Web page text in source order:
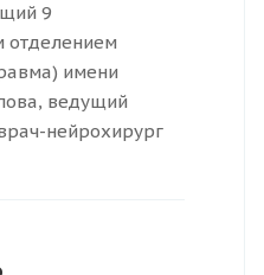
9
отделением
имени
ведущий
нейрохирург